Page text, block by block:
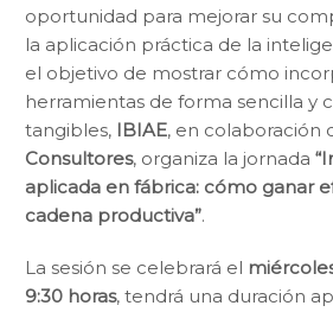
oportunidad para mejorar su
la aplicación práctica de la
el objetivo de mostrar cómo
herramientas de forma sencilla y
tangibles, IBIAE, en colaboración
Consultores, organiza la jornada
aplicada en fábrica: cómo ganar
cadena productiva”.
La sesión se celebrará el
9:30 horas, tendrá una duración